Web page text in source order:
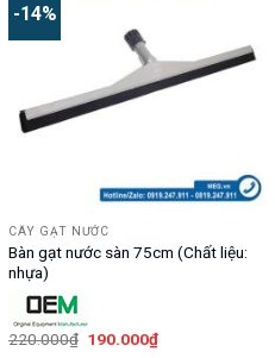
-14%
CÂY GẠT NƯỚC
Bàn gạt nước sàn 75cm (Chất liệu:
nhựa)
220.000₫ Giá
190.000₫Giá